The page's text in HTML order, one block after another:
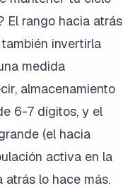
El rango hacia atrás
invertirla
medida
almacenamiento
6-7 dígitos, y el
(el hacia
activa en la
atrás lo hace más.